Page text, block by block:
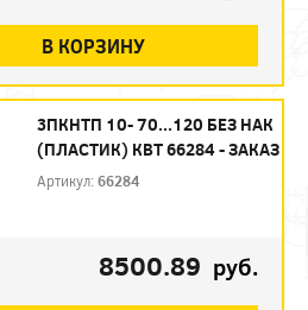
В КОРЗИНУ
3ПКНТП 10- 70...120 БЕЗ НАК
(ПЛАСТИК) КВТ 66284 - ЗАКАЗ
Артикул:66284
8500.89 руб.